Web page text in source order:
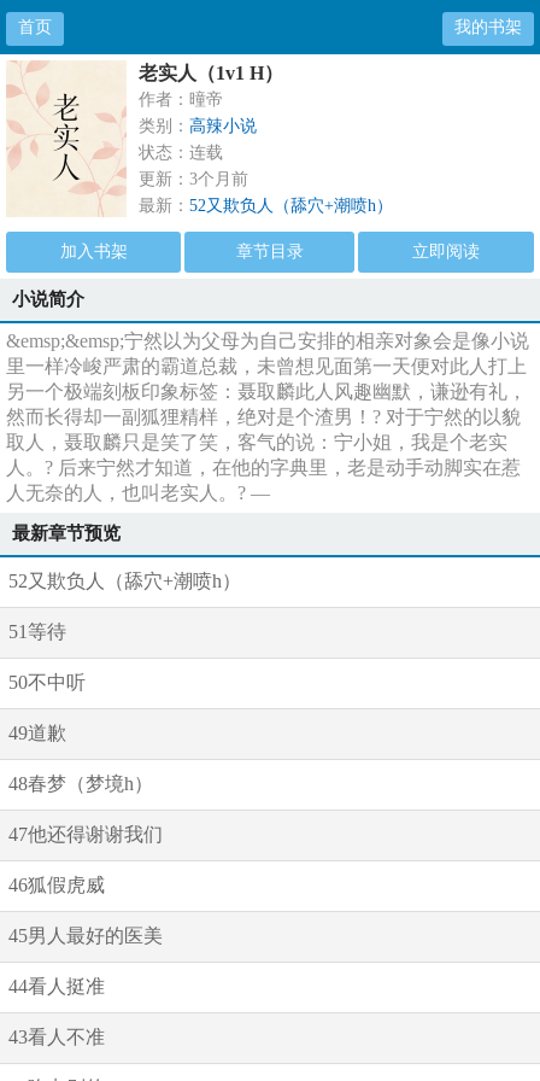
首页 我的书架
老实人（1v1 H）
作者：曈帝
类别： 高辣小说
状态：连载
更新：3个月前
最新： 52又欺负人（舔穴+潮喷h）
加入书架 章节目录 立即阅读
小说简介
&emsp;&emsp;宁然以为父母为自己安排的相亲对象会是像小说
里一样冷峻严肃的霸道总裁，未曾想见面第一天便对此人打上
另一个极端刻板印象标签：聂取麟此人风趣幽默，谦逊有礼，
然而长得却一副狐狸精样，绝对是个渣男！? 对于宁然的以貌
取人，聂取麟只是笑了笑，客气的说：宁小姐，我是个老实
人。? 后来宁然才知道，在他的字典里，老是动手动脚实在惹
人无奈的人，也叫老实人。? —
最新章节预览
52又欺负人（舔穴+潮喷h）
51等待
50不中听
49道歉
48春梦（梦境h）
47他还得谢谢我们
46狐假虎威
45男人最好的医美
44看人挺准
43看人不准